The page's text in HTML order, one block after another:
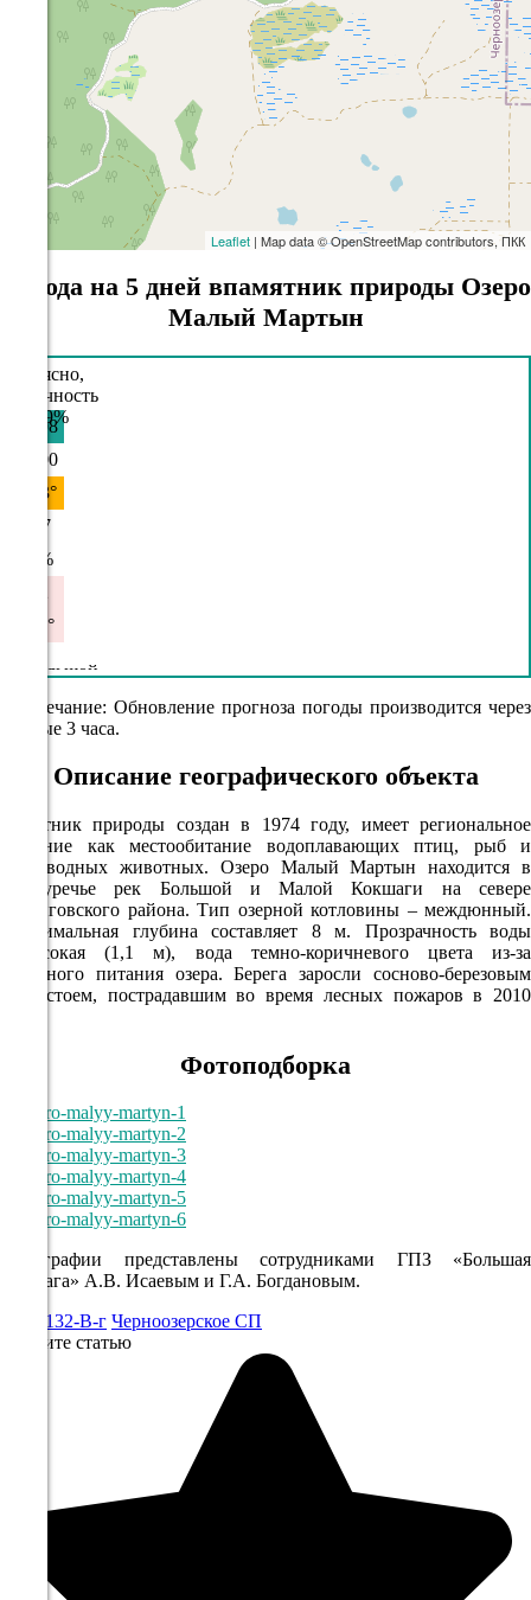
Leaflet | Map data © OpenStreetMap contributors, ПКК
Погода на 5 дней впамятник природы Озеро
Малый Мартын
08.08
00:00
19.3°
757
97%
183°
08.08
03:00
19.4°
98%
2.8
241°
08.08
95%
2.3
243°
08.08
24.1°
Примечание: Обновление прогноза погоды производится через
каждые 3 часа.
Описание географического объекта
Памятник природы создан в 1974 году, имеет региональное
значение как местообитание водоплавающих птиц, рыб и
околоводных животных. Озеро Малый Мартын находится в
междуречье рек Большой и Малой Кокшаги на севере
Звениговского района. Тип озерной котловины – междюнный.
Максимальная глубина составляет 8 м. Прозрачность воды
невысокая (1,1 м), вода темно-коричневого цвета из-за
болотного питания озера. Берега заросли сосново-березовым
древостоем, пострадавшим во время лесных пожаров в 2010
Фотоподборка
Фотографии представлены сотрудниками ГПЗ «Большая
Кокшага» А.В. Исаевым и Г.А. Богдановым.
O-38-132-В-г Черноозерское СП
Оцените статью